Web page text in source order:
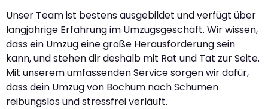
Unser Team ist bestens ausgebildet und verfügt über
langjährige Erfahrung im Umzugsgeschäft. Wir wissen,
dass ein Umzug eine große Herausforderung sein
kann, und stehen dir deshalb mit Rat und Tat zur Seite.
Mit unserem umfassenden Service sorgen wir dafür,
dass dein Umzug von Bochum nach Schumen
reibungslos und stressfrei verläuft.